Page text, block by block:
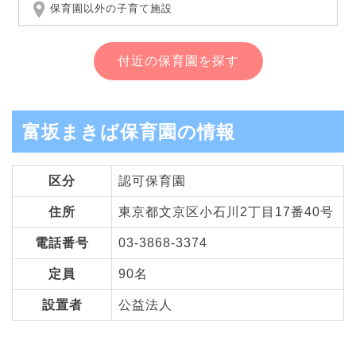
保育園以外の子育て施設
付近の保育園を探す
富坂まきば保育園の情報
区分 認可保育園
住所 東京都文京区小石川2丁目17番40号
電話番号 03-3868-3374
定員 90名
設置者 公益法人